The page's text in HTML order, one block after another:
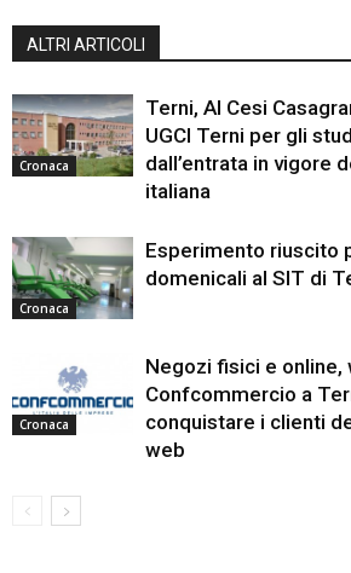
ALTRI ARTICOLI
Cronaca
Terni, Al Cesi
UGCI Terni per gli
dall’entrata in vigore
italiana
Cronaca
Esperimento riuscito
domenicali al SIT di
Cronaca
Negozi fisici e online,
Confcommercio a
conquistare i clienti
web